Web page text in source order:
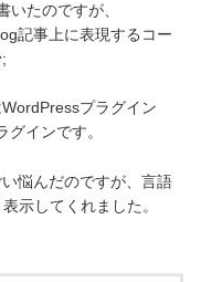
いたのですが、
記事上に表現するコー
プラグイン
グインです。
悩んだのですが、言語
示してくれました。